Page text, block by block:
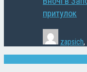
притулок
zapsich,